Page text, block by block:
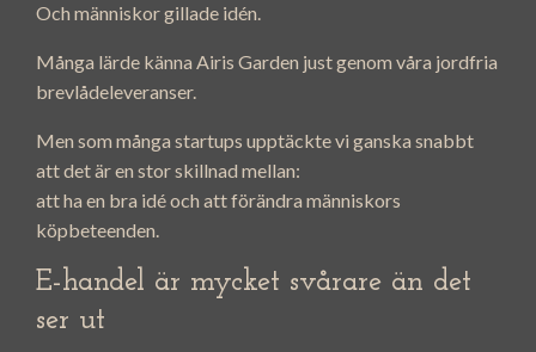
Och människor gillade idén.
Många lärde känna Airis Garden just genom våra jordfria
brevlådeleveranser.
Men som många startups upptäckte vi ganska snabbt
att det är en stor skillnad mellan:
att ha en bra idé och att förändra människors
köpbeteenden.
E-handel är mycket svårare än det
ser ut